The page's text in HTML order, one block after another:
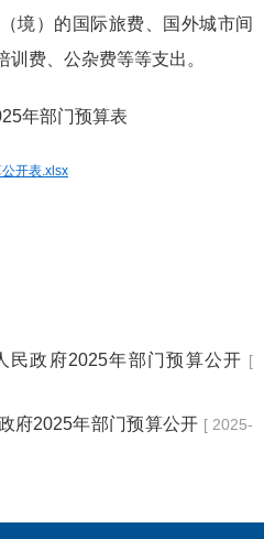
境）的国际旅费、国外城市间
费、公杂费等等支出。
年部门预算表
开表.xlsx
民政府2025年部门预算公开 [
府2025年部门预算公开 [ 2025-